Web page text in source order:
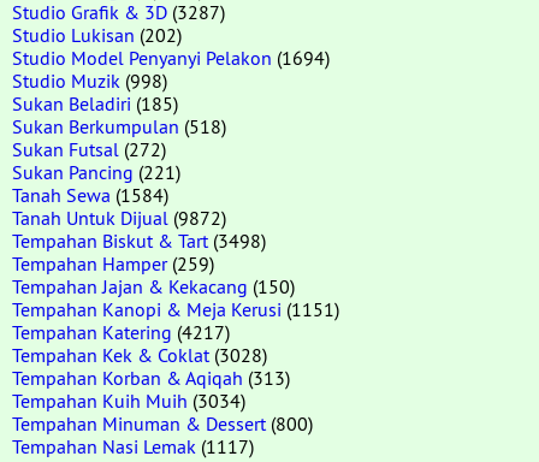
Studio Grafik & 3D (3287)
Studio Lukisan (202)
Studio Model Penyanyi Pelakon (1694)
Studio Muzik (998)
Sukan Beladiri (185)
Sukan Berkumpulan (518)
Sukan Futsal (272)
Sukan Pancing (221)
Tanah Sewa (1584)
Tanah Untuk Dijual (9872)
Tempahan Biskut & Tart (3498)
Tempahan Hamper(259)
Tempahan Jajan & Kekacang (150)
Tempahan Kanopi & Meja Kerusi (1151)
Tempahan Katering (4217)
Tempahan Kek & Coklat (3028)
Tempahan Korban & Aqiqah (313)
Tempahan Kuih Muih (3034)
Tempahan Minuman & Dessert (800)
Tempahan Nasi Lemak (1117)